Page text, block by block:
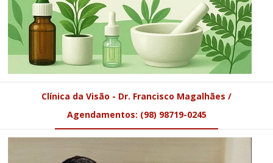
Clínica da Visão - Dr. Francisco Magalhães /
Agendamentos: (98) 98719-0245